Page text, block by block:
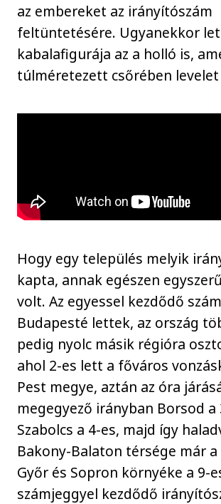
az embereket az irányítószám
feltüntetésére. Ugyanekkor
kabalafigurája az a holló is,
túlméretezett csőrében
Hogy egy település melyik
kapta, annak egészen
volt. Az egyessel kezdődő
Budapesté lettek, az ország
pedig nyolc másik régióra
ahol 2-es lett a főváros
Pest megye, aztán az óra
megegyező irányban Borsod a
Szabolcs a 4-es, majd így
Bakony-Balaton térsége már a
Győr és Sopron környéke a 9-
számjeggyel kezdődő